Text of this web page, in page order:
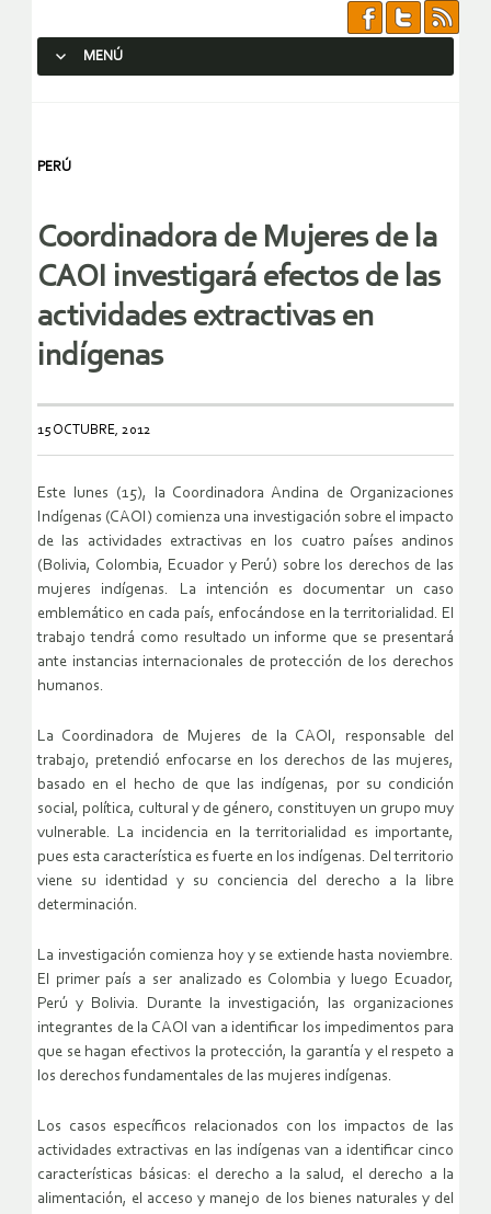
MENÚ
PERÚ
Coordinadora de Mujeres de la
CAOI investigará efectos de las
actividades extractivas en
indígenas
15 OCTUBRE, 2012
Este lunes (15), la Coordinadora Andina de Organizaciones
Indígenas (CAOI) comienza una investigación sobre el impacto
de las actividades extractivas en los cuatro países andinos
(Bolivia, Colombia, Ecuador y Perú) sobre los derechos de las
mujeres indígenas. La intención es documentar un caso
emblemático en cada país, enfocándose en la territorialidad. El
trabajo tendrá como resultado un informe que se presentará
ante instancias internacionales de protección de los derechos
humanos.
La Coordinadora de Mujeres de la CAOI, responsable del
trabajo, pretendió enfocarse en los derechos de las mujeres,
basado en el hecho de que las indígenas, por su condición
social, política, cultural y de género, constituyen un grupo muy
vulnerable. La incidencia en la territorialidad es importante,
pues esta característica es fuerte en los indígenas. Del territorio
viene su identidad y su conciencia del derecho a la libre
determinación.
La investigación comienza hoy y se extiende hasta noviembre.
El primer país a ser analizado es Colombia y luego Ecuador,
Perú y Bolivia. Durante la investigación, las organizaciones
integrantes de la CAOI van a identificar los impedimentos para
que se hagan efectivos la protección, la garantía y el respeto a
los derechos fundamentales de las mujeres indígenas.
Los casos específicos relacionados con los impactos de las
actividades extractivas en las indígenas van a identificar cinco
características básicas: el derecho a la salud, el derecho a la
alimentación, el acceso y manejo de los bienes naturales y del